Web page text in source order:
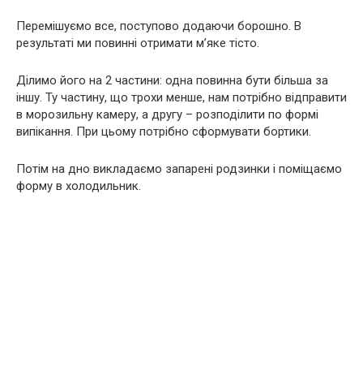
Перемішуємо все, поступово додаючи борошно. В
результаті ми повинні отримати м’яке тісто.
Ділимо його на 2 частини: одна повинна бути більша за
іншу. Ту частину, що трохи менше, нам потрібно відправити
в морозильну камеру, а другу – розподілити по формі
випікання. При цьому потрібно сформувати бортики.
Потім на дно викладаємо запарені родзинки і поміщаємо
форму в холодильник.